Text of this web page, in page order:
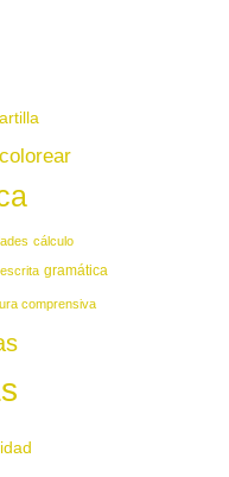
colorear
cálculo
gramática
comprensiva